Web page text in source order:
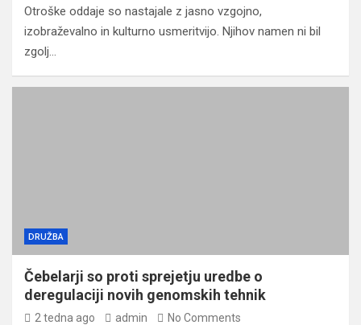
Otroške oddaje so nastajale z jasno vzgojno,
izobraževalno in kulturno usmeritvijo. Njihov namen ni bil
zgolj…
DRUŽBA
Čebelarji so proti sprejetju uredbe o
deregulaciji novih genomskih tehnik
2 tedna ago admin No Comments